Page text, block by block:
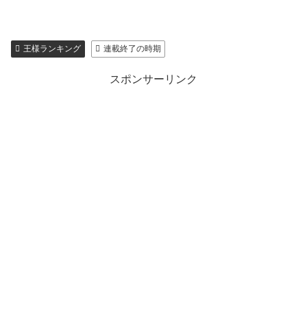
王様ランキング 連載終了の時期
スポンサーリンク